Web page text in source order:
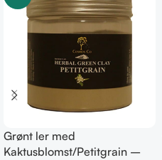
Grønt ler med
Kaktusblomst/Petitgrain –